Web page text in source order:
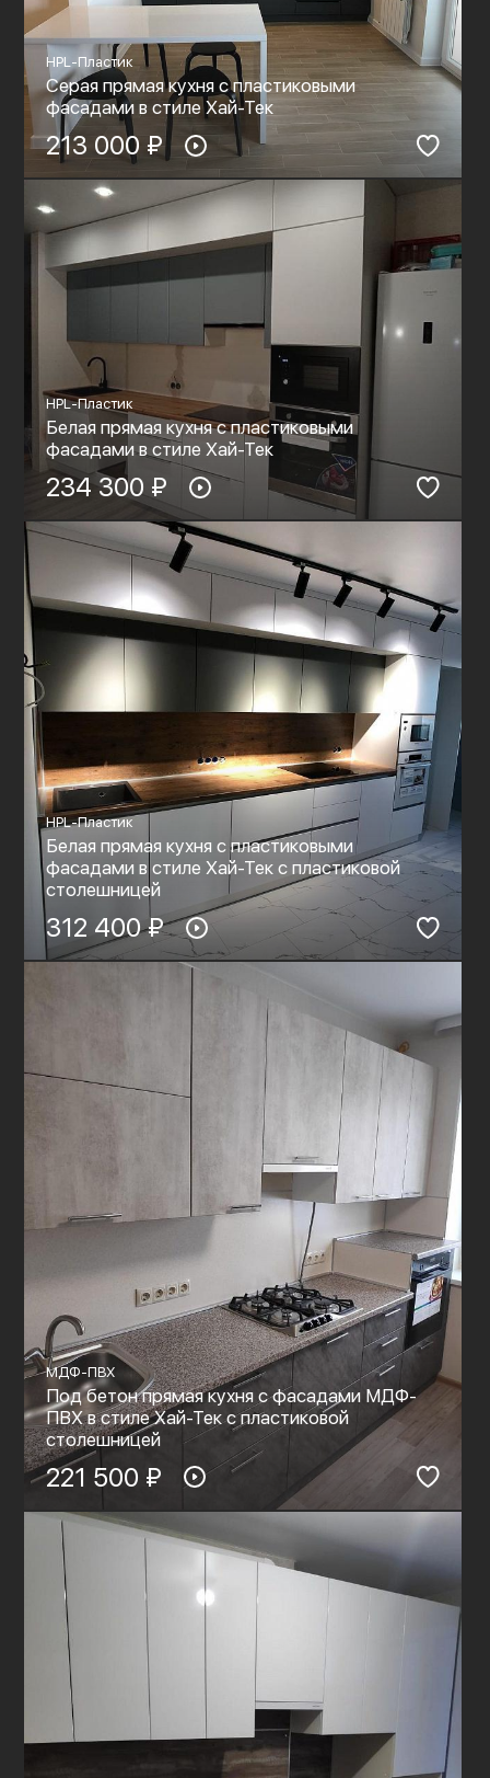
HPL-Пластик
Серая прямая кухня с пластиковыми
фасадами в стиле Хай-Тек
213 000 ₽
HPL-Пластик
Белая прямая кухня с пластиковыми
фасадами в стиле Хай-Тек
234 300 ₽
HPL-Пластик
Белая прямая кухня с пластиковыми
фасадами в стиле Хай-Тек с пластиковой
столешницей
312 400 ₽
МДФ-ПВХ
Под бетон прямая кухня с фасадами МДФ-
ПВХ в стиле Хай-Тек с пластиковой
столешницей
221 500 ₽